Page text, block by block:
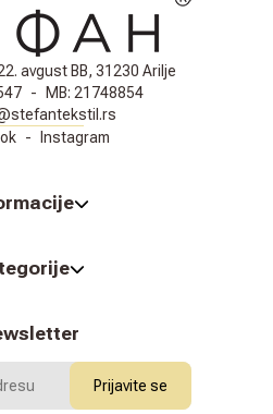
avgust BB, 31230 Arilje
- MB: 21748854
- Instagram
Prijavite se